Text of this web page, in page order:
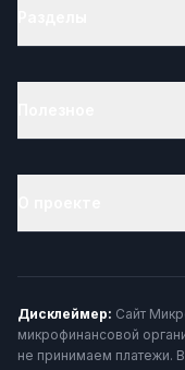
Дисклеймер: Сайт
микрофинансовой
не принимаем платежи.